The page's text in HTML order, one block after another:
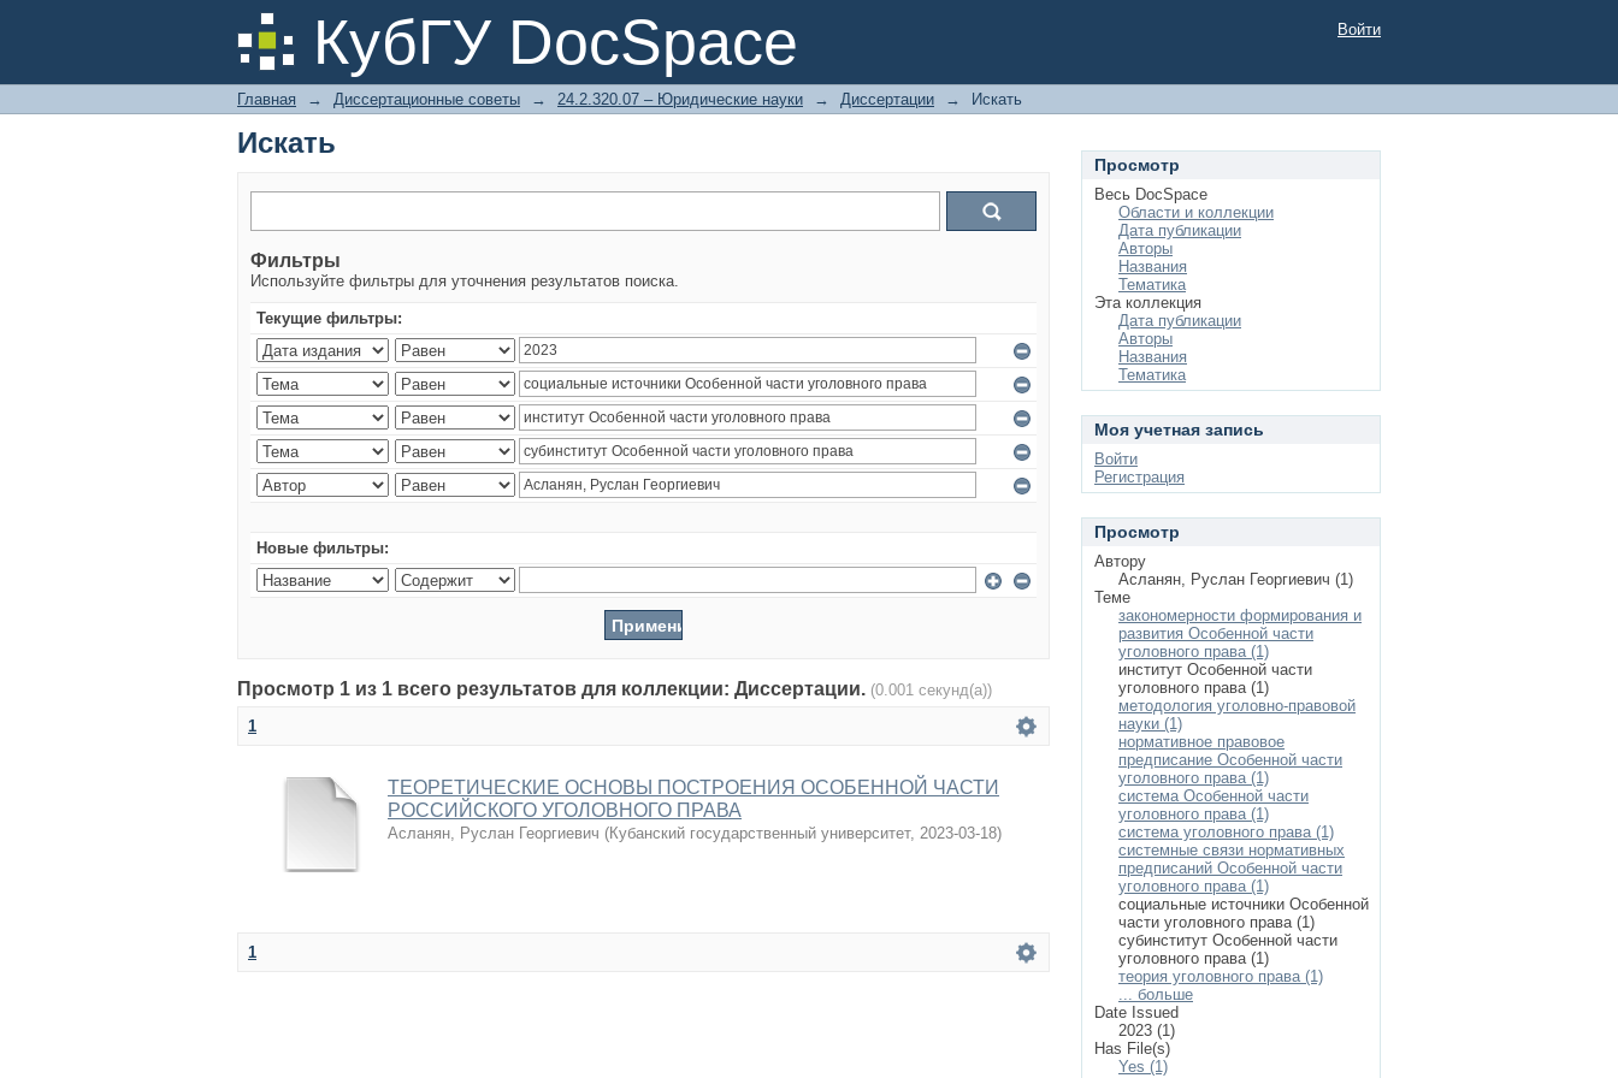
КубГУ DocSpace
Искать Войти
Главная → Диссертационные советы → 24.2.320.07 – Юридические науки → Диссертации → Искать
Искать
Фильтры
Используйте фильтры для уточнения результатов поиска.
Текущие фильтры:
Новые фильтры:
Просмотр 1 из 1 всего результатов для коллекции: Диссертации. (0.001 секунд(а))
1
ТЕОРЕТИЧЕСКИЕ ОСНОВЫ ПОСТРОЕНИЯ ОСОБЕННОЙ ЧАСТИ
РОССИЙСКОГО УГОЛОВНОГО ПРАВА
Асланян, Руслан Георгиевич (Кубанский государственный университет, 2023-03-18)
1
Просмотр
Весь DocSpace
Области и коллекции
Дата публикации
Авторы
Названия
Тематика
Эта коллекция
Дата публикации
Авторы
Названия
Тематика
Моя учетная запись
Войти
Регистрация
Просмотр
Автору
Асланян, Руслан Георгиевич (1)
Теме
закономерности формирования и
развития Особенной части
уголовного права (1)
институт Особенной части
уголовного права (1)
методология уголовно-правовой
науки (1)
нормативное правовое
предписание Особенной части
уголовного права (1)
система Особенной части
уголовного права (1)
система уголовного права (1)
системные связи нормативных
предписаний Особенной части
уголовного права (1)
социальные источники Особенной
части уголовного права (1)
субинститут Особенной части
уголовного права (1)
теория уголовного права (1)
... больше
Date Issued
2023 (1)
Has File(s)
Yes (1)